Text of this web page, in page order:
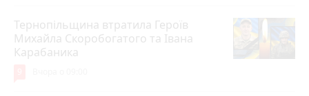
Тернопільщина втратила Героїв
Михайла Скоробогатого та Івана
Карабаника